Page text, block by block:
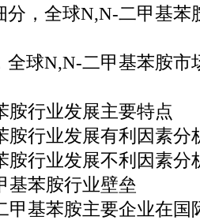
分，全球N,N-二甲基苯
全球N,N-二甲基苯胺市
胺行业发展主要特点
胺行业发展有利因素分
胺行业发展不利因素分
基苯胺行业壁垒
甲基苯胺主要企业在国